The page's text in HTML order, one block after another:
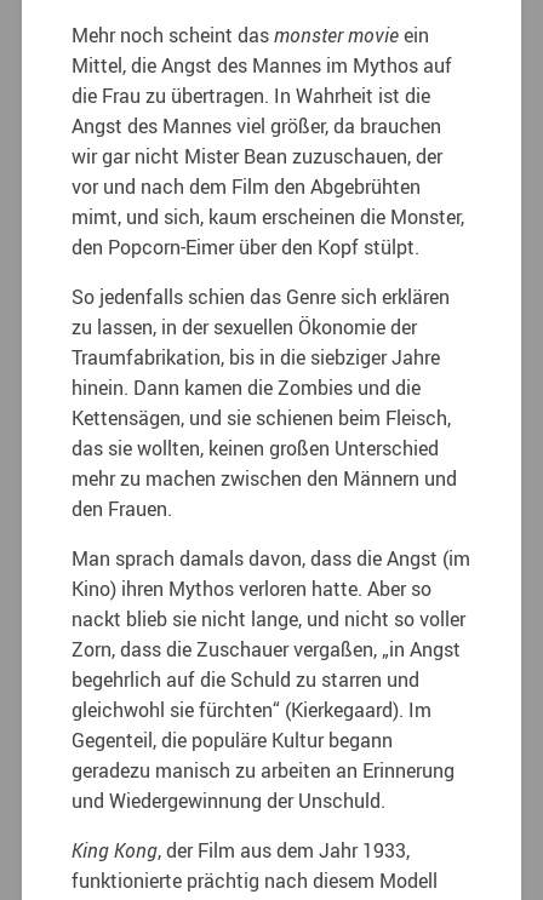
Mehr noch scheint dasmonster movieein
Mittel, die Angst des Mannes im Mythos auf
die Frau zu übertragen. In Wahrheit ist die
Angst des Mannes viel größer, da brauchen
wir gar nicht Mister Bean zuzuschauen, der
vor und nach dem Film den Abgebrühten
mimt, und sich, kaum erscheinen die Monster,
den Popcorn-Eimer über den Kopf stülpt.
So jedenfalls schien das Genre sich erklären
zu lassen, in der sexuellen Ökonomie der
Traumfabrikation, bis in die siebziger Jahre
hinein. Dann kamen die Zombies und die
Kettensägen, und sie schienen beim Fleisch,
das sie wollten, keinen großen Unterschied
mehr zu machen zwischen den Männern und
den Frauen.
Man sprach damals davon, dass die Angst (im
Kino) ihren Mythos verloren hatte. Aber so
nackt blieb sie nicht lange, und nicht so voller
Zorn, dass die Zuschauer vergaßen, „in Angst
begehrlich auf die Schuld zu starren und
gleichwohl sie fürchten“ (Kierkegaard). Im
Gegenteil, die populäre Kultur begann
geradezu manisch zu arbeiten an Erinnerung
und Wiedergewinnung der Unschuld.
King Kong, der Film aus dem Jahr 1933,
funktionierte prächtig nach diesem Modell